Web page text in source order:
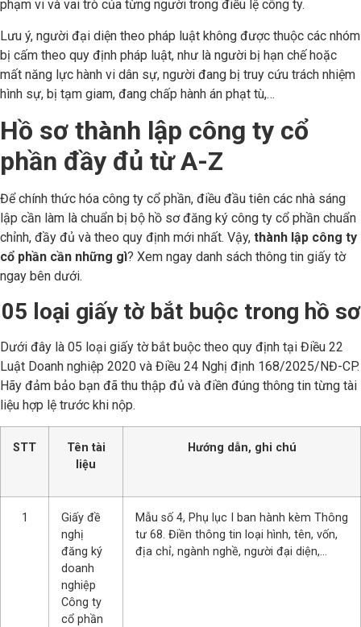
phạm vi và vai trò của từng người trong điều lệ công ty.
Lưu ý, người đại diện theo pháp luật không được thuộc các nhóm
bị cấm theo quy định pháp luật, như là người bị hạn chế hoặc
mất năng lực hành vi dân sự, người đang bị truy cứu trách nhiệm
hình sự, bị tạm giam, đang chấp hành án phạt tù,…
Hồ sơ thành lập công ty cổ
phần đầy đủ từ A-Z
Để chính thức hóa công ty cổ phần, điều đầu tiên các nhà sáng
lập cần làm là chuẩn bị bộ hồ sơ đăng ký công ty cổ phần chuẩn
chỉnh, đầy đủ và theo quy định mới nhất. Vậy, thành lập công ty
cổ phần cần những gì? Xem ngay danh sách thông tin giấy tờ
ngay bên dưới.
05 loại giấy tờ bắt buộc trong hồ sơ
Dưới đây là 05 loại giấy tờ bắt buộc theo quy định tại Điều 22
Luật Doanh nghiệp 2020 và Điều 24 Nghị định 168/2025/NĐ-CP.
Hãy đảm bảo bạn đã thu thập đủ và điền đúng thông tin từng tài
liệu hợp lệ trước khi nộp.
STT
Tên tài
liệu
Hướng dẫn, ghi chú
1
Giấy đề
nghị
đăng ký
doanh
nghiệp
Công ty
cổ phần
Mẫu số 4, Phụ lục I ban hành kèm Thông
tư 68. Điền thông tin loại hình, tên, vốn,
địa chỉ, ngành nghề, người đại diện,…